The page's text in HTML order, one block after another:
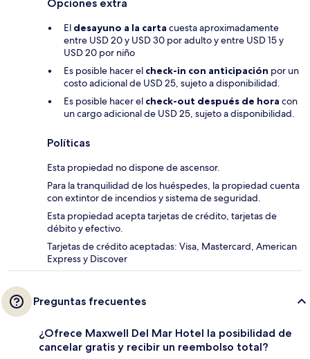
Opciones extra
El desayuno a la carta cuesta aproximadamente
entre USD 20 y USD 30 por adulto y entre USD 15 y
USD 20 por niño
Es posible hacer el check-in con anticipación por un
costo adicional de USD 25, sujeto a disponibilidad.
Es posible hacer el check-out después de hora con
un cargo adicional de USD 25, sujeto a disponibilidad.
Políticas
Esta propiedad no dispone de ascensor.
Para la tranquilidad de los huéspedes, la propiedad cuenta
con extintor de incendios y sistema de seguridad.
Esta propiedad acepta tarjetas de crédito, tarjetas de
débito y efectivo.
Tarjetas de crédito aceptadas: Visa, Mastercard, American
Express y Discover
Preguntas frecuentes
¿Ofrece Maxwell Del Mar Hotel la posibilidad de
cancelar gratis y recibir un reembolso total?